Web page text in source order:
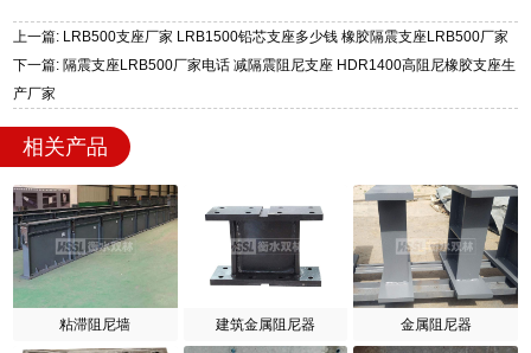
上一篇: LRB500支座厂家 LRB1500铅芯支座多少钱 橡胶隔震支座LRB500厂家
下一篇: 隔震支座LRB500厂家电话 减隔震阻尼支座 HDR1400高阻尼橡胶支座生
产厂家
相关产品
粘滞阻尼墙 建筑金属阻尼器 金属阻尼器